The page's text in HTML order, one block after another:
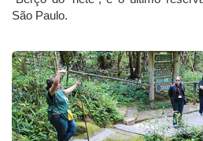
São Paulo.